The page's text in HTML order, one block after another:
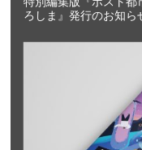
ろしま』発行のお知ら